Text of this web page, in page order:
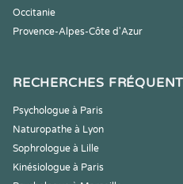
Occitanie
Provence-Alpes-Côte d'Azur
RECHERCHES
Psychologue à Paris
Naturopathe à Lyon
Sophrologue à Lille
Kinésiologue à Paris